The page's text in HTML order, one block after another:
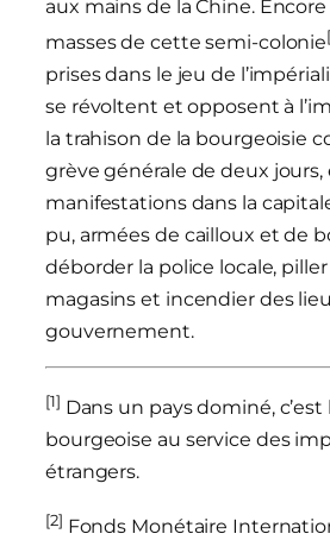
aux mains de la Chine.
masses de cette semi-colonie
prises dans le jeu de
se révoltent et opposent à
la trahison de la bourgeoisie
grève générale de deux
manifestations dans la
pu, armées de cailloux et de
déborder la police locale,
magasins et incendier des
gouvernement.
[1] Dans un pays dominé, c’est
bourgeoise au service des
étrangers.
[2] Fonds Monétaire